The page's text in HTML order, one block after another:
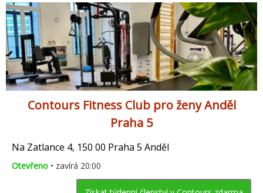
Contours Fitness Club pro ženy Anděl
Praha 5
Na Zatlance 4, 150 00 Praha 5 Anděl
Otevřeno • zavírá 20:00